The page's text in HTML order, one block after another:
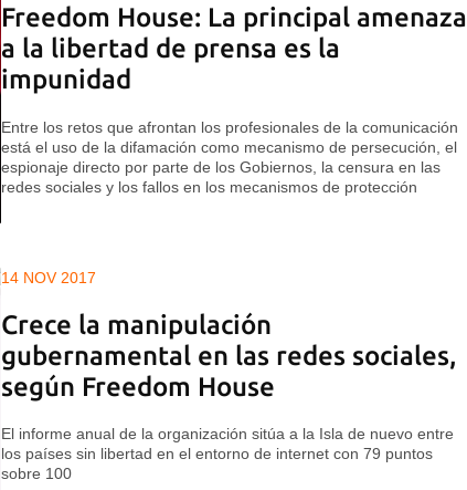
Freedom House: La principal amenaza
a la libertad de prensa es la
impunidad
Entre los retos que afrontan los profesionales de la comunicación
está el uso de la difamación como mecanismo de persecución, el
espionaje directo por parte de los Gobiernos, la censura en las
redes sociales y los fallos en los mecanismos de protección
14 NOV 2017
Crece la manipulación
gubernamental en las redes sociales,
según Freedom House
El informe anual de la organización sitúa a la Isla de nuevo entre
los países sin libertad en el entorno de internet con 79 puntos
sobre 100